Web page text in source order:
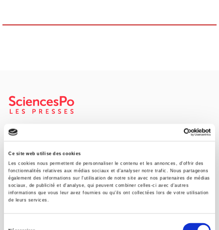
Ce site web utilise des cookies
Les cookies nous permettent de personnaliser le contenu et les annonces, d'offrir des
fonctionnalités relatives aux médias sociaux et d'analyser notre trafic. Nous partageons
également des informations sur l'utilisation de notre site avec nos partenaires de médias
sociaux, de publicité et d'analyse, qui peuvent combiner celles-ci avec d'autres
informations que vous leur avez fournies ou qu'ils ont collectées lors de votre utilisation
de leurs services.
SCIENCES PO UNIVERSITY PRESS has a threefold role: to publish
original research, to edit reference works for student use, and to
help public and political debate.
CONTACTS
FOREIGN RIGHTS
FOR BOOKSHOPS